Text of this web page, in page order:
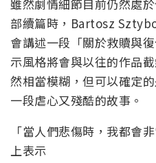
雖然劇情細節目前仍然處
部續篇時，Bartosz
會講述一段「關於救贖與
示風格將會與以往的作品
然相當模糊，但可以確定
一段虐心又殘酷的故事。
「當人們悲傷時，我都會
上表示